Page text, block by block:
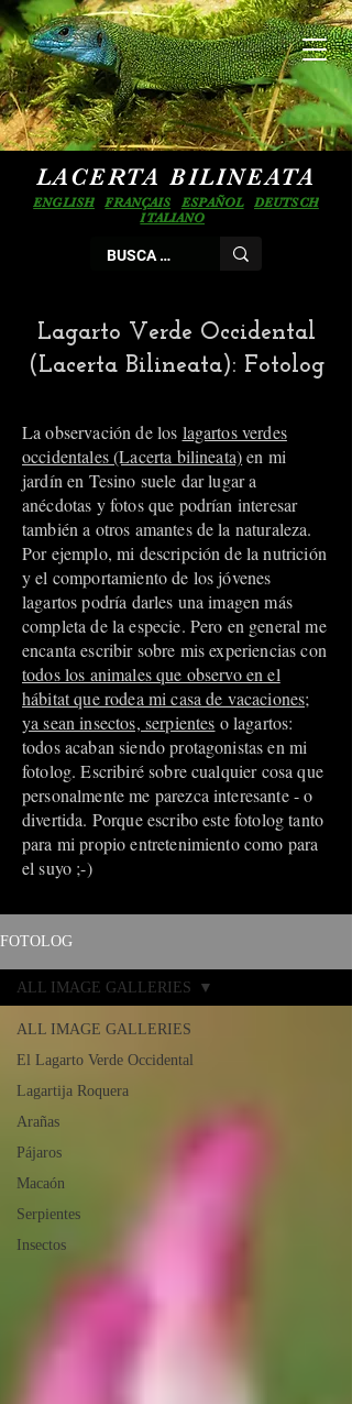
LACERTA BILINEATA
ENGLISH FRANÇAIS ESPAÑOL
DEUTSCH
ITALIANO
Lagarto Verde Occidental
(Lacerta Bilineata): Fotolog
La observación de los lagartos verdes
occidentales (Lacerta bilineata)en mi
jardín en Tesino suele dar lugar a
anécdotas y fotos que podrían interesar
también a otros amantes de la naturaleza.
Por ejemplo, mi descripción de la nutrición
y el comportamiento de los jóvenes
lagartos podría darles una imagen más
completa de la especie. Pero en general me
encanta escribir sobre mis experiencias con
todos los animales que observo en el
hábitat que rodea mi casa de vacaciones;
ya sean insectos, serpientes o lagartos:
todos acaban siendo protagonistas en mi
fotolog. Escribiré sobre cualquier cosa que
personalmente me parezca interesante - o
divertida. Porque escribo este fotolog tanto
para mi propio entretenimiento como para
el suyo ;-)
FOTOLOG
ALL IMAGE GALLERIES
El Lagarto Verde Occidental
Lagartija Roquera
Arañas
Pájaros
Macaón
Serpientes
Insectos
ALL IMAGE GALLERIES